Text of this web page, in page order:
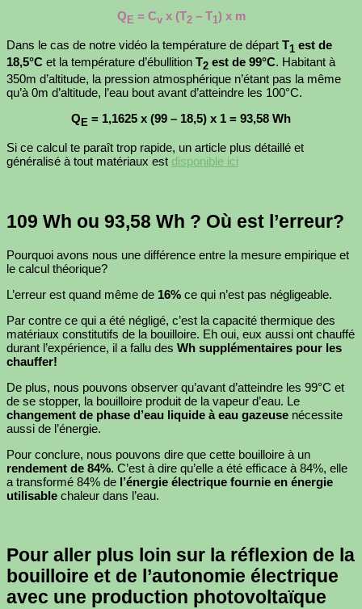
Q E = Cvx (T2– T1) x m
Dans le cas de notre vidéo la température de départ T1 est de
18,5°C et la température d’ébullition T2 est de 99°C. Habitant à
350m d’altitude, la pression atmosphérique n’étant pas la même
qu’à 0m d’altitude, l’eau bout avant d’atteindre les 100°C.
Q E = 1,1625 x (99 – 18,5) x 1 = 93,58 Wh
Si ce calcul te paraît trop rapide, un article plus détaillé et
généralisé à tout matériaux est disponible ici
109 Wh ou 93,58 Wh ? Où est l’erreur?
Pourquoi avons nous une différence entre la mesure empirique et
le calcul théorique?
L’erreur est quand même de 16% ce qui n’est pas négligeable.
Par contre ce qui a été négligé, c’est la capacité thermique des
matériaux constitutifs de la bouilloire. Eh oui, eux aussi ont chauffé
durant l’expérience, il a fallu des Wh supplémentaires pour les
chauffer!
De plus, nous pouvons observer qu’avant d’atteindre les 99°C et
de se stopper, la bouilloire produit de la vapeur d’eau. Le
changement de phase d’eau liquide à eau gazeuse nécessite
aussi de l’énergie.
Pour conclure, nous pouvons dire que cette bouilloire à un
rendement de 84%. C’est à dire qu’elle a été efficace à 84%, elle
a transformé 84% de l’énergie électrique fournie en énergie
utilisable chaleur dans l’eau.
Pour aller plus loin sur la réflexion de la
bouilloire et de l’autonomie électrique
avec une production photovoltaïque